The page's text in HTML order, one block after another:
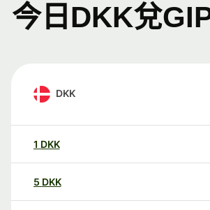
今日DKK兌
DKK
1 DKK
5 DKK